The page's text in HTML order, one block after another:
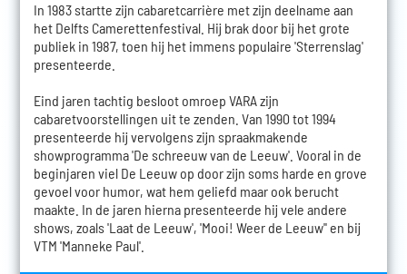
In 1983 startte zijn cabaretcarrière met zijn deelname aan
het Delfts Camerettenfestival. Hij brak door bij het grote
publiek in 1987, toen hij het immens populaire 'Sterrenslag'
presenteerde.
Eind jaren tachtig besloot omroep VARA zijn
cabaretvoorstellingen uit te zenden. Van 1990 tot 1994
presenteerde hij vervolgens zijn spraakmakende
showprogramma 'De schreeuw van de Leeuw'. Vooral in de
beginjaren viel De Leeuw op door zijn soms harde en grove
gevoel voor humor, wat hem geliefd maar ook berucht
maakte. In de jaren hierna presenteerde hij vele andere
shows, zoals 'Laat de Leeuw', 'Mooi! Weer de Leeuw'' en bij
VTM 'Manneke Paul'.